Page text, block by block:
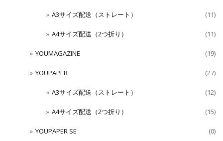
A3サイズ配送（ストレート） (11)
A4サイズ配送（2つ折り） (11)
YOUMAGAZINE (19)
YOUPAPER (27)
A3サイズ配送（ストレート） (12)
A4サイズ配送（2つ折り） (15)
YOUPAPER SE (0)